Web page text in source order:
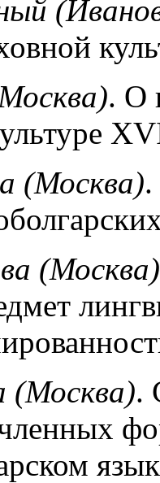
. О
(Москва)
(Москва)
(Москва).